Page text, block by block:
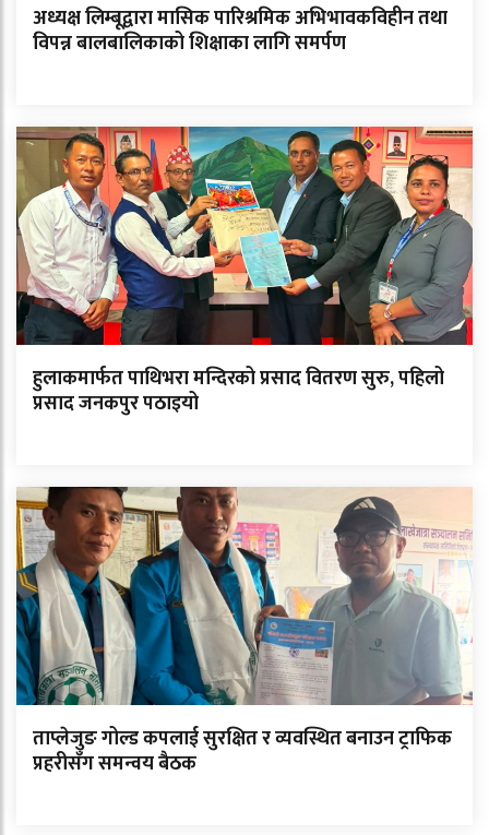
अध्यक्ष लिम्बूद्वारा मासिक पारिश्रमिक अभिभावकविहीन तथा
विपन्न बालबालिकाको शिक्षाका लागि समर्पण
हुलाकमार्फत पाथिभरा मन्दिरको प्रसाद वितरण सुरु, पहिलो
प्रसाद जनकपुर पठाइयो
ताप्लेजुङ गोल्ड कपलाई सुरक्षित र व्यवस्थित बनाउन ट्राफिक
प्रहरीसँग समन्वय बैठक